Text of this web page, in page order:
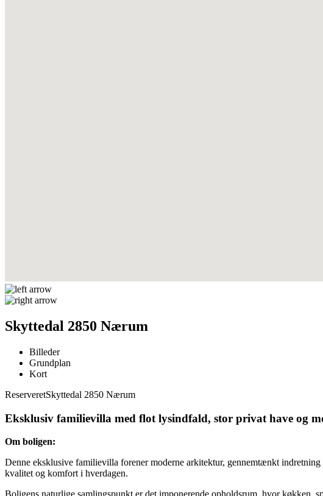
Skyttedal 2850 Nærum
Billeder
Grundplan
Kort
ReserveretSkyttedal 2850 Nærum
Eksklusiv familievilla med flot lysindfald, stor privat have og
Om boligen:
Denne eksklusive familievilla forener moderne arkitektur, gennemtænkt
kvalitet og komfort i hverdagen.